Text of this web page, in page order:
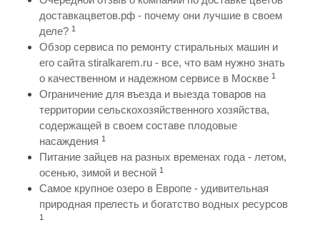
доставкацветов.рф - почему они лучшие в своем
деле? 1
Обзор сервиса по ремонту стиральных машин и
его сайта stiralkarem.ru - все, что вам нужно знать
о качественном и надежном сервисе в Москве 1
Ограничение для въезда и выезда товаров на
территории сельскохозяйственного хозяйства,
содержащей в своем составе плодовые
насаждения 1
Питание зайцев на разных временах года - летом,
осенью, зимой и весной 1
Самое крупное озеро в Европе - удивительная
природная прелесть и богатство водных ресурсов
1